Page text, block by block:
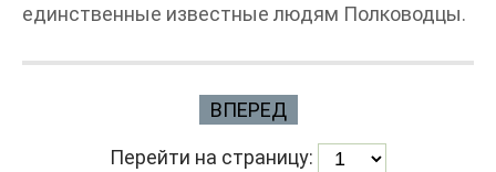
единственные известные людям Полководцы.
ВПЕРЕД
Перейти на страницу: